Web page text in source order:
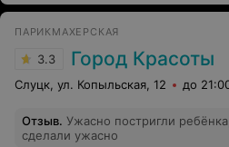
ПАРИКМАХЕРСКАЯ
3.3 Город Красоты
Слуцк, ул. Копыльская, 12 до
Отзыв. Ужасно постригли
сделали ужасно